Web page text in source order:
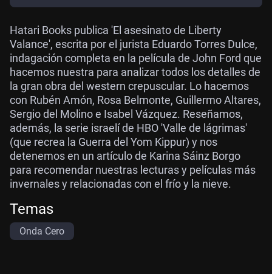
Hatari Books publica 'El asesinato de Liberty
Valance', escrita por el jurista Eduardo Torres Dulce,
indagación completa en la película de John Ford que
hacemos nuestra para analizar todos los detalles de
la gran obra del western crepuscular. Lo hacemos
con Rubén Amón, Rosa Belmonte, Guillermo Altares,
Sergio del Molino e Isabel Vázquez. Reseñamos,
además, la serie israelí de HBO 'Valle de lágrimas'
(que recrea la Guerra del Yom Kippur) y nos
detenemos en un artículo de Karina Sáinz Borgo
para recomendar nuestras lecturas y películas más
invernales y relacionadas con el frío y la nieve.
Temas
Onda Cero